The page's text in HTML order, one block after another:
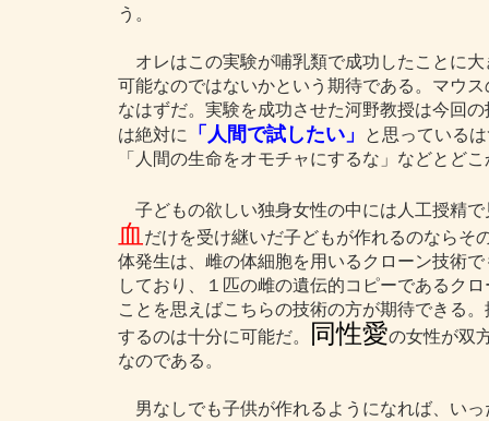
う。
オレはこの実験が哺乳類で成功したことに
可能なのではないかという期待である。マウ
なはずだ。実験を成功させた河野教授は今回
は絶対に
「人間で試したい」
と思っている
「人間の生命をオモチャにするな」などとど
子どもの欲しい独身女性の中には人工授精
血 だけを受け継いだ子どもが作れるのならそ
体発生は、雌の体細胞を用いるクローン技術
しており、１匹の雌の遺伝的コピーであるク
ことを思えばこちらの技術の方が期待できる
するのは十分に可能だ。
同性愛の女性が双
なのである。
男なしでも子供が作れるようになれば、い